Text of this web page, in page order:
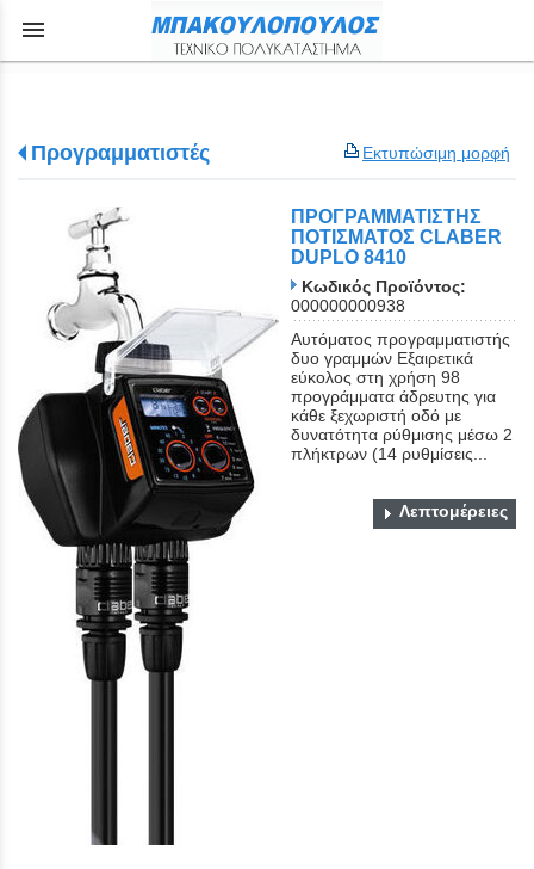
menu
Εκτυπώσιμη μορφή
Προγραμματιστές
ΠΡΟΓΡΑΜΜΑΤΙΣΤΗΣ
ΠΟΤΙΣΜΑΤΟΣ CLABER
DUPLO 8410
Κωδικός Προϊόντος:
000000000938
Αυτόματος προγραμματιστής
δυο γραμμών Εξαιρετικά
εύκολος στη χρήση 98
προγράμματα άδρευτης για
κάθε ξεχωριστή οδό με
δυνατότητα ρύθμισης μέσω 2
πλήκτρων (14 ρυθμίσεις...
Λεπτομέρειες